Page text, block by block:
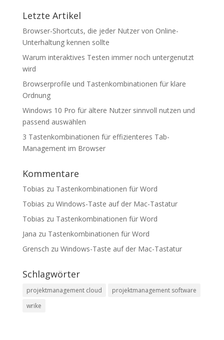
Letzte Artikel
Browser-Shortcuts, die jeder Nutzer von Online-
Unterhaltung kennen sollte
Warum interaktives Testen immer noch untergenutzt
wird
Browserprofile und Tastenkombinationen für klare
Ordnung
Windows 10 Pro für ältere Nutzer sinnvoll nutzen und
passend auswählen
3 Tastenkombinationen für effizienteres Tab-
Management im Browser
Kommentare
Tobias zu Tastenkombinationen für Word
Tobias zu Windows-Taste auf der Mac-Tastatur
Tobias zu Tastenkombinationen für Word
Jana zu Tastenkombinationen für Word
Grensch zu Windows-Taste auf der Mac-Tastatur
Schlagwörter
projektmanagement cloud
projektmanagement software
wrike